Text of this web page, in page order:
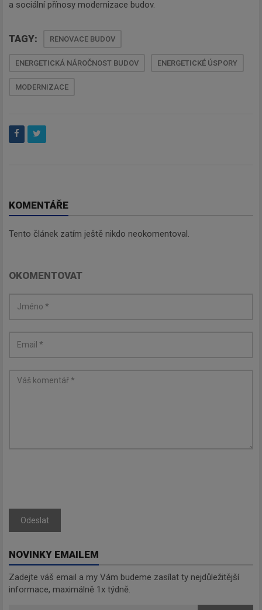
a sociální přínosy modernizace budov.
TAGY: RENOVACE BUDOV
ENERGETICKÁ NÁROČNOST BUDOV ENERGETICKÉ ÚSPORY
MODERNIZACE
KOMENTÁŘE
Tento článek zatím ještě nikdo neokomentoval.
OKOMENTOVAT
Odeslat
NOVINKY EMAILEM
Zadejte váš email a my Vám budeme zasílat ty nejdůležitější
informace, maximálně 1x týdně.